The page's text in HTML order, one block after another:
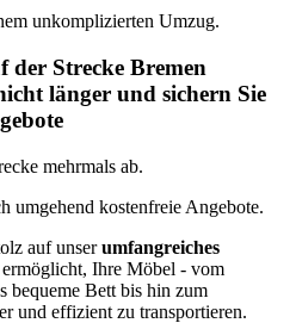
unkomplizierten Umzug.
der Strecke Bremen
länger und sichern Sie
mehrmals ab.
umgehend kostenfreie Angebote.
auf unserumfangreiches
ermöglicht, Ihre Möbel - vom
bequeme Bett bis hin zum
und effizient zu transportieren.